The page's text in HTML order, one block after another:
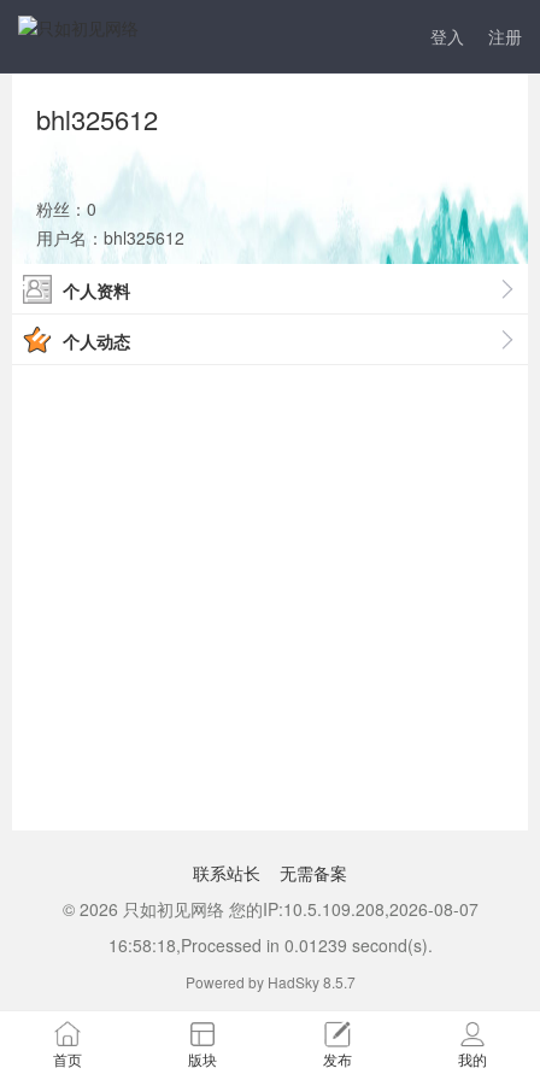
登入 注册
首页 版块 发布 我的
bhl325612
粉丝：0
用户名：bhl325612
个人资料
个人动态
联系站长
无需备案
© 2026 只如初见网络 您的IP:10.5.109.208,2026-08-07
16:58:18,Processed in 0.01239 second(s).
Powered by HadSky 8.5.7